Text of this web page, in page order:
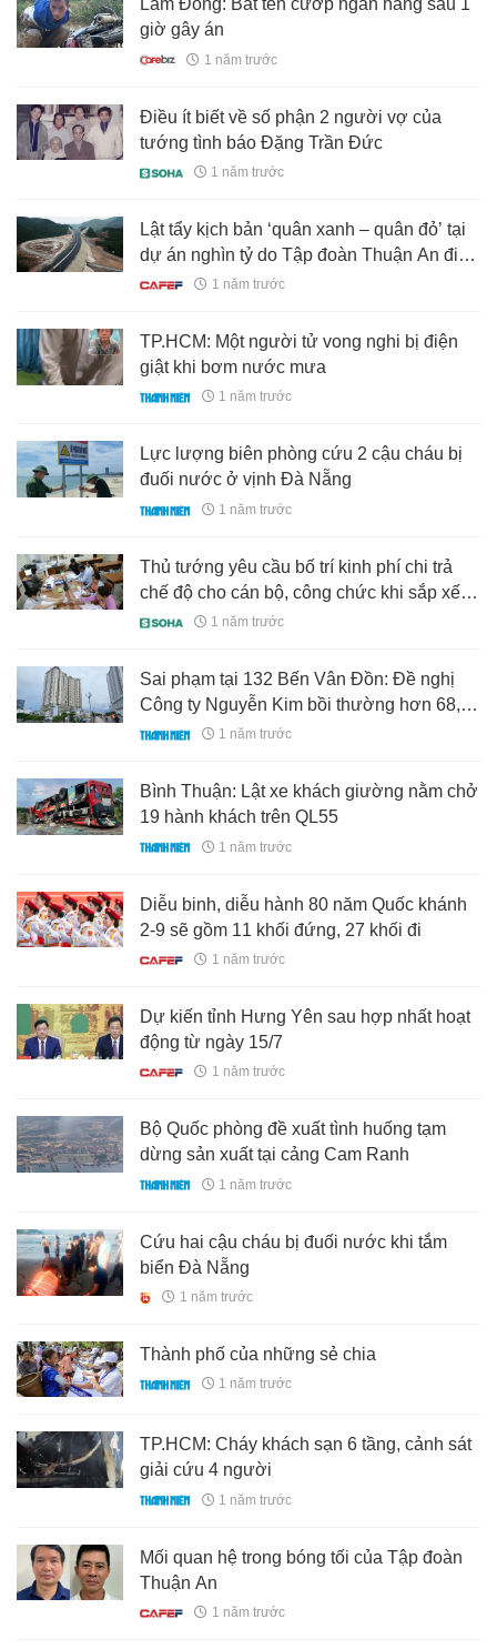
Lâm Đồng: Bắt tên cướp ngân hàng sau 1
giờ gây án
1 năm trước
Điều ít biết về số phận 2 người vợ của
tướng tình báo Đặng Trần Đức
1 năm trước
Lật tẩy kịch bản ‘quân xanh – quân đỏ’ tại
dự án nghìn tỷ do Tập đoàn Thuận An điều
hành
1 năm trước
TP.HCM: Một người tử vong nghi bị điện
giật khi bơm nước mưa
1 năm trước
Lực lượng biên phòng cứu 2 cậu cháu bị
đuối nước ở vịnh Đà Nẵng
1 năm trước
Thủ tướng yêu cầu bố trí kinh phí chi trả
chế độ cho cán bộ, công chức khi sắp xếp
bộ máy
1 năm trước
Sai phạm tại 132 Bến Vân Đồn: Đề nghị
Công ty Nguyễn Kim bồi thường hơn 68,7
tỉ đồng
1 năm trước
Bình Thuận: Lật xe khách giường nằm chở
19 hành khách trên QL55
1 năm trước
Diễu binh, diễu hành 80 năm Quốc khánh
2-9 sẽ gồm 11 khối đứng, 27 khối đi
1 năm trước
Dự kiến tỉnh Hưng Yên sau hợp nhất hoạt
động từ ngày 15/7
1 năm trước
Bộ Quốc phòng đề xuất tình huống tạm
dừng sản xuất tại cảng Cam Ranh
1 năm trước
Cứu hai cậu cháu bị đuối nước khi tắm
biển Đà Nẵng
1 năm trước
Thành phố của những sẻ chia
1 năm trước
TP.HCM: Cháy khách sạn 6 tầng, cảnh sát
giải cứu 4 người
1 năm trước
Mối quan hệ trong bóng tối của Tập đoàn
Thuận An
1 năm trước